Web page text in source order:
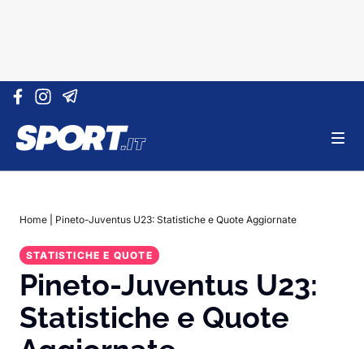
Vai al contenuto
Home Pineto-Juventus U23: Statistiche e Quote Aggiornate
STATISTICHE E QUOTE
Pineto-Juventus U23:
Statistiche e Quote